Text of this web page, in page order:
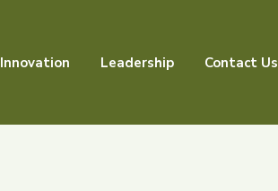
Innovation Leadership Contact Us